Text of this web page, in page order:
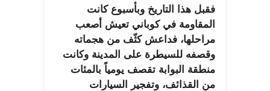
فقبل هذا التاريخ وبأسبوع كانت
المقاومة في كوباني تعيش أصعب
مراحلها، فداعش كثّف من هجماته
وقصفه للسيطرة على المدينة وكانت
منطقة البوابة تقصف يومياً بالمئات
من القذائف، وتفجير السيارات